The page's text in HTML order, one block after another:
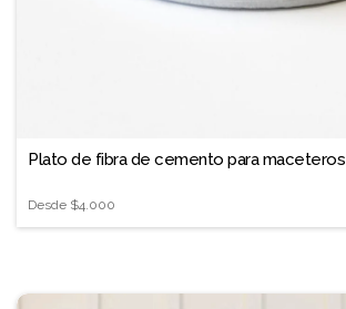
Plato de fibra de cemento para maceteros
Desde $4.000